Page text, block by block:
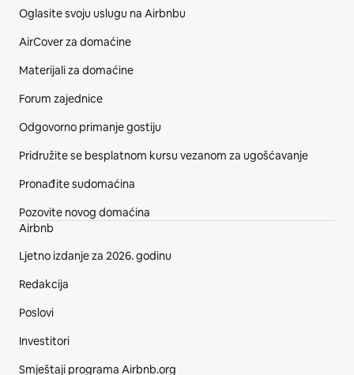
Oglasite svoju uslugu na Airbnbu
AirCover za domaćine
Materijali za domaćine
Forum zajednice
Odgovorno primanje gostiju
Pridružite se besplatnom kursu vezanom za ugošćavanje
Pronađite sudomaćina
Pozovite novog domaćina
Airbnb
Ljetno izdanje za 2026. godinu
Redakcija
Poslovi
Investitori
Smještaji programa Airbnb.org